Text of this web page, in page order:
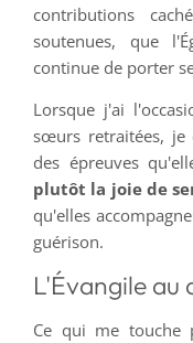
contributions
soutenues, que
continue de porter
Lorsque j'ai
sœurs retraitées, je
des épreuves
plutôt la joie de
qu'elles
guérison.
L'Évangile au
Ce qui me touche